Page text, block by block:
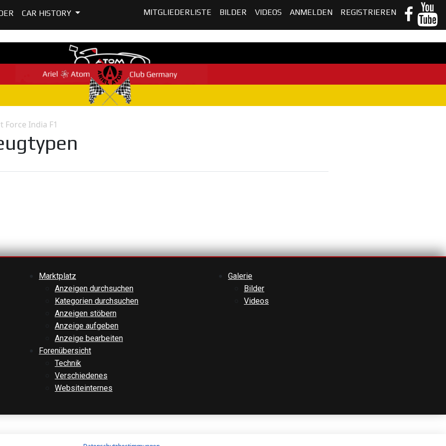
CAR HISTORY MITGLIEDERLISTE BILDER VIDEOS ANMELDEN REGISTRIEREN
Force India F1
Marktplatz
Anzeigen durchsuchen
Kategorien durchsuchen
Anzeigen stöbern
Anzeige aufgeben
Anzeige bearbeiten
Forenübersicht
Technik
Verschiedenes
Websiteinternes
Galerie
Bilder
Videos